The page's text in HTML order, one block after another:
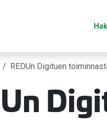
REDUn Digituen